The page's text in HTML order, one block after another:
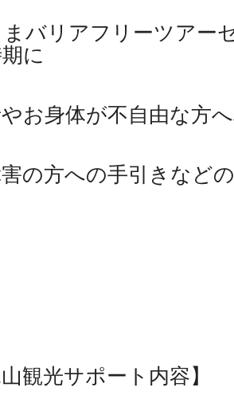
バリアフリーツアー
に
お身体が不自由な方
の方への手引きなど
山観光サポート内容】